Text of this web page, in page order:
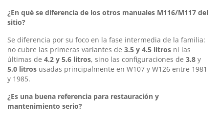
¿En qué se diferencia de los otros manuales M116/M117 del
sitio?
Se diferencia por su foco en la fase intermedia de la familia:
no cubre las primeras variantes de 3.5 y 4.5 litros ni las
últimas de 4.2 y 5.6 litros, sino las configuraciones de 3.8 y
5.0 litros usadas principalmente en W107 y W126 entre 1981
y 1985.
¿Es una buena referencia para restauración y
mantenimiento serio?